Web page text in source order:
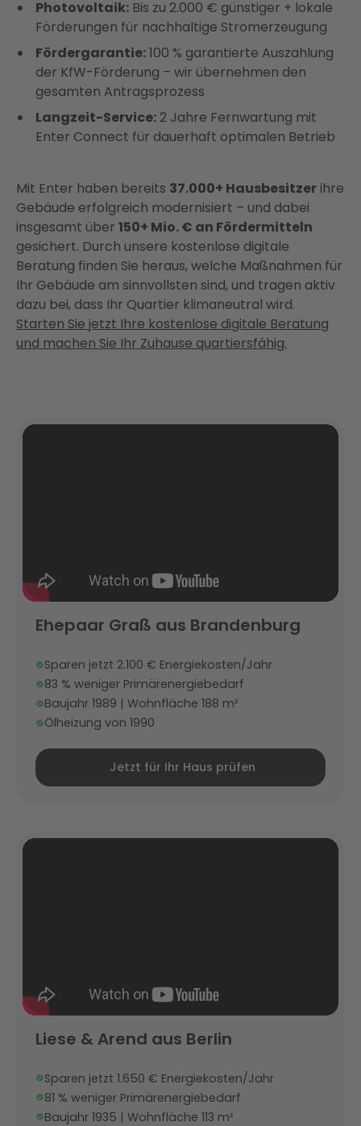
Photovoltaik: Bis zu 2.000 € günstiger + lokale
Förderungen für nachhaltige Stromerzeugung
Fördergarantie:100 % garantierte Auszahlung
der KfW-Förderung – wir übernehmen den
gesamten Antragsprozess
Langzeit-Service: 2 Jahre Fernwartung mit
Enter Connect für dauerhaft optimalen Betrieb
Mit Enter haben bereits 37.000+ Hausbesitzer ihre
Gebäude erfolgreich modernisiert – und dabei
insgesamt über 150+ Mio. € an Fördermitteln
gesichert. Durch unsere kostenlose digitale
Beratung finden Sie heraus, welche Maßnahmen für
Ihr Gebäude am sinnvollsten sind, und tragen aktiv
dazu bei, dass Ihr Quartier klimaneutral wird.
Starten Sie jetzt Ihre kostenlose digitale Beratung
und machen Sie Ihr Zuhause quartiersfähig.
Ehepaar Graß aus Brandenburg
Sparen jetzt 2.100 € Energiekosten/Jahr
83 % weniger Primärenergiebedarf
Baujahr 1989 | Wohnfläche 188 m²
Ölheizung von 1990
Jetzt für Ihr Haus prüfen
Liese & Arend aus Berlin
Sparen jetzt 1.650 € Energiekosten/Jahr
81 % weniger Primärenergiebedarf
Baujahr 1935 | Wohnfläche 113 m²